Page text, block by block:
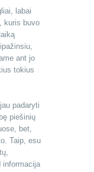
labai
kuris buvo
ant jo
tokius
padaryti
piešinių
bet,
Taip, esu
informacija